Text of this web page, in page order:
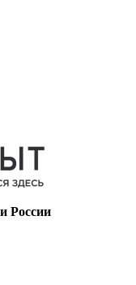
России